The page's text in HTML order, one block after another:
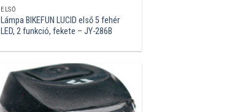
ELSŐ
Lámpa BIKEFUN LUCID első 5 fehér
LED, 2 funkció, fekete – JY-286B